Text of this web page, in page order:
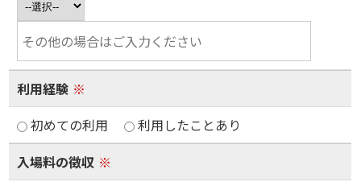
利用経験 ※
初めての利用
利用したことあり
入場料の徴収 ※